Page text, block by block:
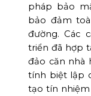
pháp bảo
bảo đảm
đường. Các
triển đã hợp
đảo căn nhà
tính biệt lập
tạo tín